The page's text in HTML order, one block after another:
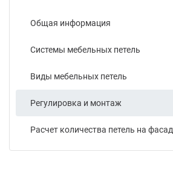
Общая информация
Системы мебельных петель
Виды мебельных петель
Регулировка и монтаж
Расчет количества петель на фасад